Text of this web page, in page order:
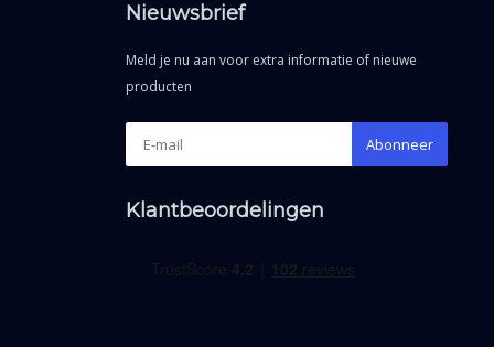
Nieuwsbrief
Meld je nu aan voor extra informatie of nieuwe
producten
Abonneer
Klantbeoordelingen